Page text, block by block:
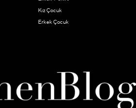
Kız Çocuk
Erkek Çocuk